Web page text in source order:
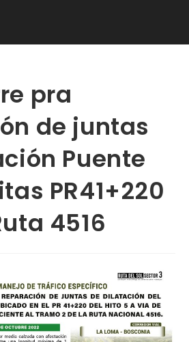
pra
de juntas
Puente
PR41+220
4516